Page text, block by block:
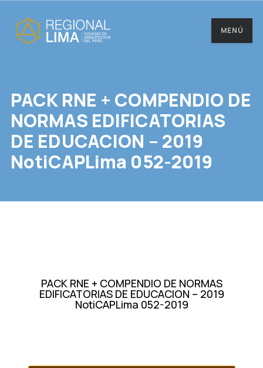
MENÚ
PACK RNE + COMPENDIO DE
NORMAS EDIFICATORIAS
DE EDUCACION – 2019
NotiCAPLima 052-2019
PACK RNE + COMPENDIO DE NORMAS
EDIFICATORIAS DE EDUCACION – 2019
NotiCAPLima 052-2019